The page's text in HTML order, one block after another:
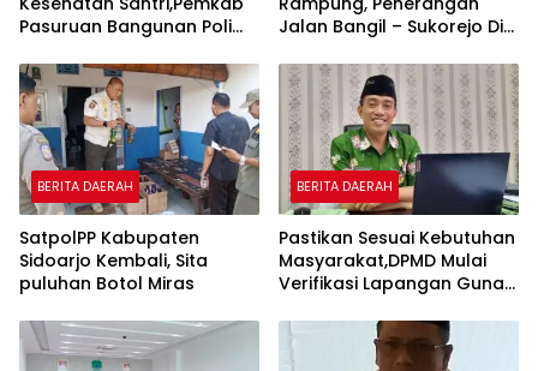
Pasuruan Bangunan Poli
Jalan Bangil – Sukorejo Di
BERITA DAERAH
SatpolPP Kabupaten
Sidoarjo Kembali, Sita
puluhan Botol Miras
BERITA DAERAH
Pastikan Sesuai Kebutuhan
Masyarakat,DPMD Mulai
Verifikasi Lapangan Guna